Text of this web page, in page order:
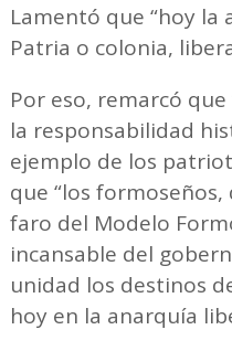
Lamentó que “hoy
Patria o colonia,
Por eso, remarcó
la responsabilidad
ejemplo de los
que “los
faro del Modelo
incansable del
unidad los destinos
hoy en la anarquía